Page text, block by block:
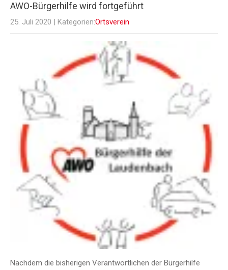
AWO-Bürgerhilfe wird fortgeführt
25. Juli 2020 | Kategorien:Ortsverein
Nachdem die bisherigen Verantwortlichen der Bürgerhilfe